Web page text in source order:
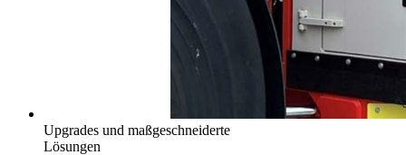
Upgrades und maßgeschneiderte
Lösungen